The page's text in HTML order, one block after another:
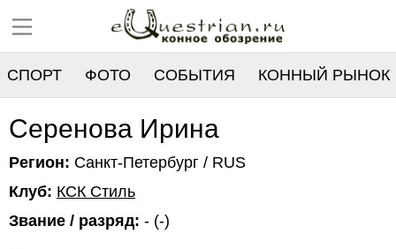
СПОРТ ФОТО СОБЫТИЯ КОННЫЙ РЫНОК
РЕЕСТР
Серенова Ирина
Регион: Санкт-Петербург / RUS
Клуб: КСК Стиль
Звание / разряд: - (-)